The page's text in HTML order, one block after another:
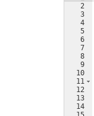
2
3
4
5
6
7
8
9
10
11
12
13
14